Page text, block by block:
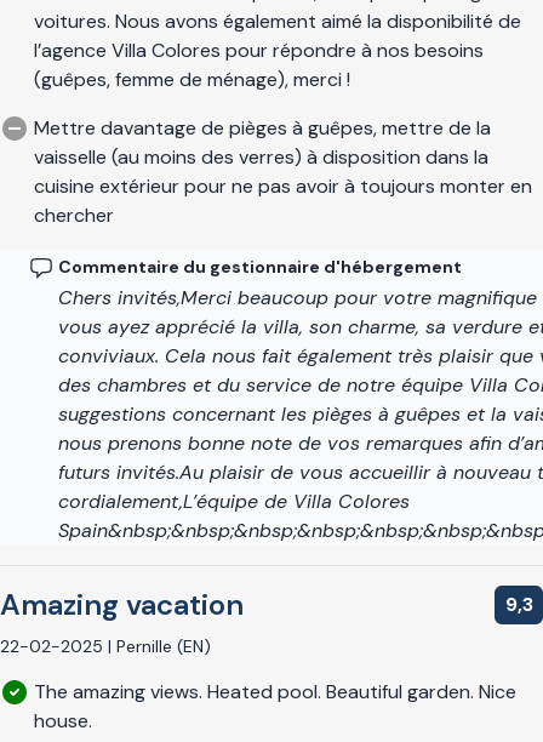
Salobreña bénéficie du microclimat subtropical avec plus de
300 jours de soleil par an et une température moyenne de
plus de 20 degrés C. Pour ceux qui s'intéressent à l’art,
l’architecture et l’histoire, cette région offre le meilleur de ce
qu’offre l’Andalousie. Vous serez charmé et bouleversé par la
beauté de la région. Des petites villages blanchies à la chaux
en haut des collines, la nature tropicale, les sons du flamenco
Si vous souhaitez passer vos vacances dans une spacieuse
villa, idéale pour la famille, avec des vues panoramiques sur la
mer tout en offrant beaucoup d'intimité, nous serons
heureux de vous accueillir !
Cette villa a été enregistrée auprès de la Registro de Turismo
de Andalucía (Andalusian Tourism Registry Bureau) sous le
numéro RTA : VUT/GR/00098 et le numéro de la NRA est:
ESFCTU0000180240003611440000000000000000VUT/
voitures. Nous avons également aimé la disponibilité de
l’agence Villa Colores pour répondre à nos besoins
(guêpes, femme de ménage), merci !
Mettre davantage de pièges à guêpes, mettre de la
vaisselle (au moins des verres) à disposition dans la
cuisine extérieur pour ne pas avoir à toujours monter en
chercher
Commentaire du gestionnaire d'hébergement
Chers invités,Merci beaucoup pour votre
vous ayez apprécié la villa, son charme, sa verdure
conviviaux. Cela nous fait également très plaisir
des chambres et du service de notre équipe Villa
suggestions concernant les pièges à guêpes et la
nous prenons bonne note de vos remarques afin
futurs invités.Au plaisir de vous accueillir à
cordialement,L’équipe de Villa Colores
Amazing vacation
22-02-2025 | Pernille (EN)
9,3
The amazing views. Heated pool. Beautiful garden. Nice
house.